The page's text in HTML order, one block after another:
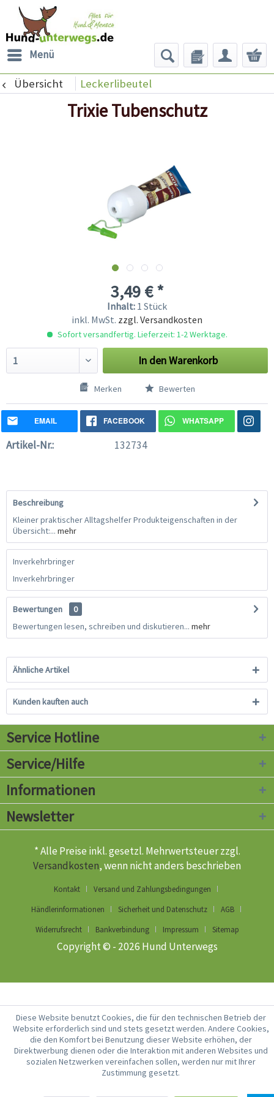
Menü
Übersicht Leckerlibeutel
Trixie Tubenschutz
3,49 € *
Inhalt: 1 Stück
inkl. MwSt. zzgl. Versandkosten
Sofort versandfertig. Lieferzeit: 1-2 Werktage.
In denWarenkorb
Merken Bewerten
EMAIL FACEBOOK WHATSAPP
Artikel-Nr.: 132734
Beschreibung
Kleiner praktischer Alltagshelfer Produkteigenschaften in der
Übersicht:... mehr
Inverkehrbringer
Inverkehrbringer
Bewertungen
0
Bewertungen lesen, schreiben und diskutieren... mehr
Ähnliche Artikel
Kunden kauften auch
Service Hotline
Service/Hilfe
Informationen
Newsletter
* Alle Preise inkl. gesetzl. Mehrwertsteuer zzgl.
Versandkosten, wenn nicht anders beschrieben
Kontakt
Versand und Zahlungsbedingungen
Händlerinformationen
Sicherheit und Datenschutz
AGB
Widerrufsrecht
Bankverbindung Impressum Sitemap
Copyright © - 2026 Hund Unterwegs
Diese Website benutzt Cookies, die für den technischen Betrieb der
Website erforderlich sind und stets gesetzt werden. Andere Cookies,
die den Komfort bei Benutzung dieser Website erhöhen, der
Direktwerbung dienen oder die Interaktion mit anderen Websites und
sozialen Netzwerken vereinfachen sollen, werden nur mit Ihrer
Zustimmung gesetzt.